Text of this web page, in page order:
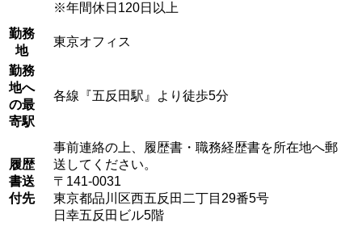
※年間休日120日以上
勤務
地
東京オフィス
勤務
地へ
の最
寄駅
各線『五反田駅』より徒歩5分
履歴
書送
付先
事前連絡の上、履歴書・職務経歴書を所在地へ郵
送してください。
〒141-0031
東京都品川区西五反田二丁目29番5号
日幸五反田ビル5階